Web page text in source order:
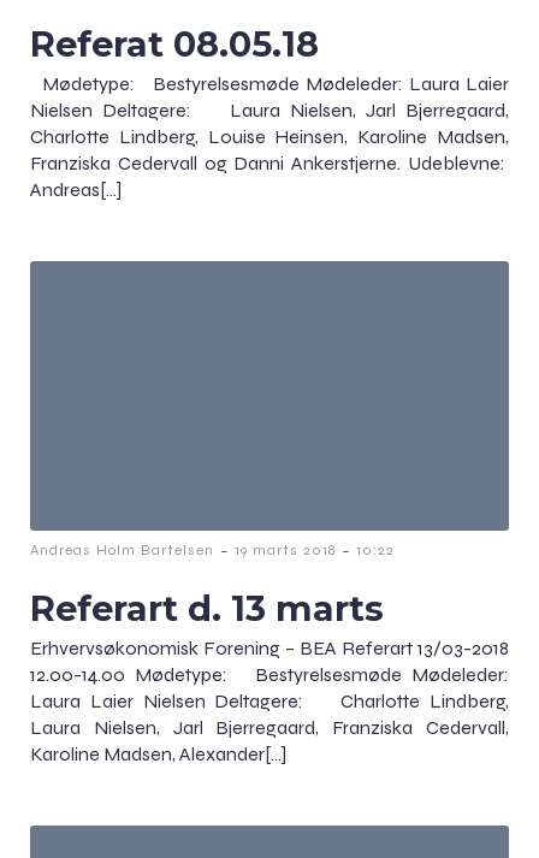
Referat 08.05.18
Mødetype: Bestyrelsesmøde Mødeleder: Laura Laier
Nielsen Deltagere: Laura Nielsen, Jarl Bjerregaard,
Charlotte Lindberg, Louise Heinsen, Karoline Madsen,
Franziska Cedervall og Danni Ankerstjerne. Udeblevne:
Andreas[…]
Andreas Holm Bartelsen - 19 marts 2018 - 10:22
Referart d. 13 marts
Erhvervsøkonomisk Forening – BEA Referart 13/03-2018
12.00-14.00 Mødetype: Bestyrelsesmøde Mødeleder:
Laura Laier Nielsen Deltagere: Charlotte Lindberg,
Laura Nielsen, Jarl Bjerregaard, Franziska Cedervall,
Karoline Madsen, Alexander[…]